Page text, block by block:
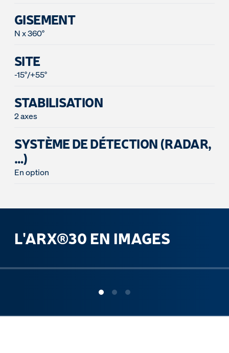
GISEMENT
N x 360°
SITE
-15°/+55°
STABILISATION
2 axes
SYSTÈME DE DÉTECTION (RADAR,
…)
En option
L'ARX®30 EN IMAGES